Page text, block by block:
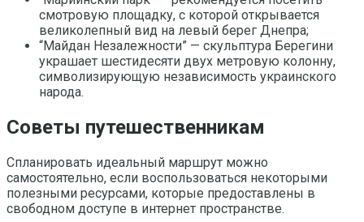
смотровую площадку, с которой открывается
великолепный вид на левый берег Днепра;
“Майдан Незалежности” — скульптура Берегини
украшает шестидесяти двух метровую колонну,
символизирующую независимость украинского
народа.
Советы путешественникам
Спланировать идеальный маршрут можно
самостоятельно, если воспользоваться некоторыми
полезными ресурсами, которые предоставлены в
свободном доступе в интернет пространстве.